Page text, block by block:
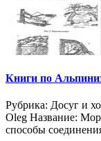
Книги по
Рубрика: Досуг и
Oleg Название:
способы